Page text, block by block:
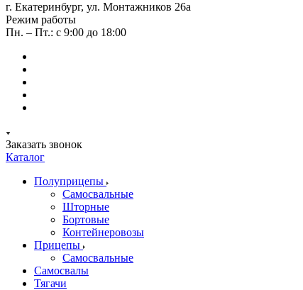
г. Екатеринбург, ул. Монтажников 26а
Режим работы
Пн. – Пт.: с 9:00 до 18:00
Заказать звонок
Каталог
Полуприцепы
Самосвальные
Шторные
Бортовые
Контейнеровозы
Прицепы
Самосвальные
Самосвалы
Тягачи